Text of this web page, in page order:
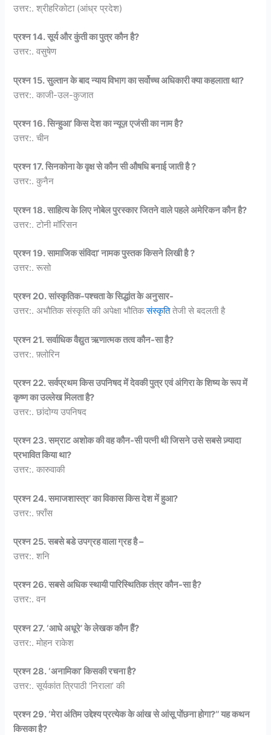
उत्तर:. श्रीहरिकोटा (आंध्र प्रदेश)
प्रश्न 14. सूर्य और कुंती का पुत्र कौन है?
उत्तर:. वसुषेण
प्रश्न 15. सुल्तान के बाद न्याय विभाग का सर्वोच्च अधिकारी क्या कहलाता था?
उत्तर:. काजी-उल-कुजात
प्रश्न 16. सिन्हुआ’ किस देश का न्यूज़ एजंसी का नाम है?
उत्तर:. चीन
प्रश्न 17. सिनकोना के वृक्ष से कौन सी औषधि बनाई जाती है ?
उत्तर:. कुनैन
प्रश्न 18. साहित्य के लिए नोबेल पुरस्कार जितने वाले पहले अमेरिकन कौन है?
उत्तर:. टोनी मॉरिसन
प्रश्न 19. सामाजिक संविदा’ नामक पुस्तक किसने लिखी है ?
उत्तर:. रूसो
प्रश्न 20. सांस्कृतिक-पश्चता के सिद्धांत के अनुसार-
उत्तर:. अभौतिक संस्कृति की अपेक्षा भौतिकसंस्कृतितेजी से बदलती है
प्रश्न 21. सर्वाधिक वैद्युत ऋणात्मक तत्व कौन-सा है?
उत्तर:. फ़्लोरिन
प्रश्न 22. सर्वप्रथम किस उपनिषद में देवकी पुत्र एवं अंगिरा के शिष्य के रूप में
कृष्ण का उल्लेख मिलता है?
उत्तर:. छांदोग्य उपनिषद
प्रश्न 23. सम्राट अशोक की वह कौन-सी पत्नी थी जिसने उसे सबसे ज़्यादा
प्रभावित किया था?
उत्तर:. कारुवाकी
प्रश्न 24. समाजशास्त्र’ का विकास किस देश में हुआ?
उत्तर:. फ़्राँस
प्रश्न 25. सबसे बडे उपग्रह वाला ग्रह है –
उत्तर:. शनि
प्रश्न 26. सबसे अधिक स्थायी पारिस्थितिक तंत्र कौन-सा है?
उत्तर:. वन
प्रश्न 27. ‘आधे अधूरे’ के लेखक कौन हैं?
उत्तर:. मोहन राकेश
प्रश्न 28. ‘अनामिका’ किसकी रचना है?
उत्तर:. सूर्यकांत त्रिपाठी ‘निराला’ की
प्रश्न 29. ‘मेरा अंतिम उद्देश्य प्रत्येक के आंख से आंसू पोंछना होगा?’’ यह कथन
किसका है?